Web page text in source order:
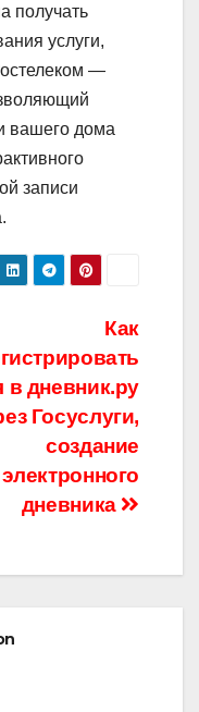
получать
услуги,
—
вашего дома
записи
Как
в дневник.ру
Госуслуги,
создание
электронного
дневника